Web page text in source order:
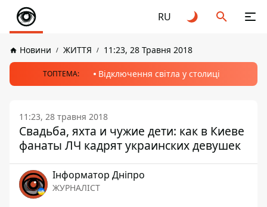
RU
Новини ЖИТТЯ 11:23, 28 Травня 2018
ТОПТЕМА: Відключення світла у столиці
11:23, 28 травня 2018
Свадьба, яхта и чужие дети: как в Киеве
фанаты ЛЧ кадрят украинских девушек
Інформатор Дніпро
ЖУРНАЛІСТ